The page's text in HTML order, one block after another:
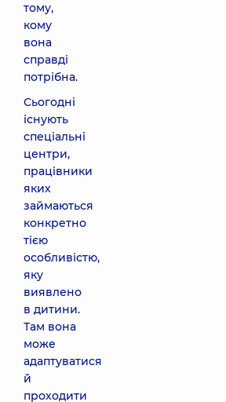
тому,
кому
вона
справді
потрібна.
Сьогодні
існують
спеціальні
центри,
працівники
яких
займаються
конкретно
тією
особливістю,
яку
виявлено
в дитини.
Там вона
може
адаптуватися
й
проходити